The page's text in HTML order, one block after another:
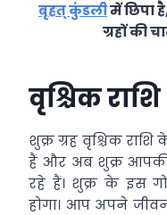
बृहत् कुंडलीमें छिपा
ग्रहों की
वृश्चिक राशि
शुक्र ग्रह वृश्चिक
हैं और अब शुक्र
रहे हैं। शुक्र के इस
होगा। आप अपने